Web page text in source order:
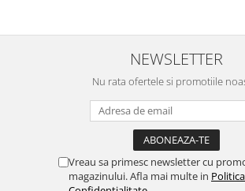
NEWSLETTER
Nu rata ofertele si promotiile
Vreau sa primesc newsletter cu
magazinului. Afla mai multe in